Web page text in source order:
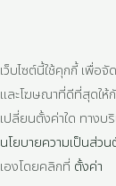
เว็บไซต์นี้ใช้คุกกี้ เพื่
และโฆษณาที่ดีที่สุดให้
เปลี่ยนตั้งค่าใด ทางบ
นโยบายความเป็นส่วน
เองโดยคลิกที่ ตั้งค่า